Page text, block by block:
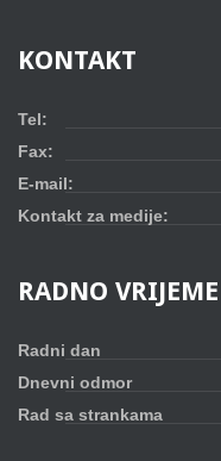
KONTAKT
Tel:
Fax:
E-mail:
Kontakt za medije:
RADNO VRIJEME
Radni dan
Dnevni odmor
Rad sa strankama